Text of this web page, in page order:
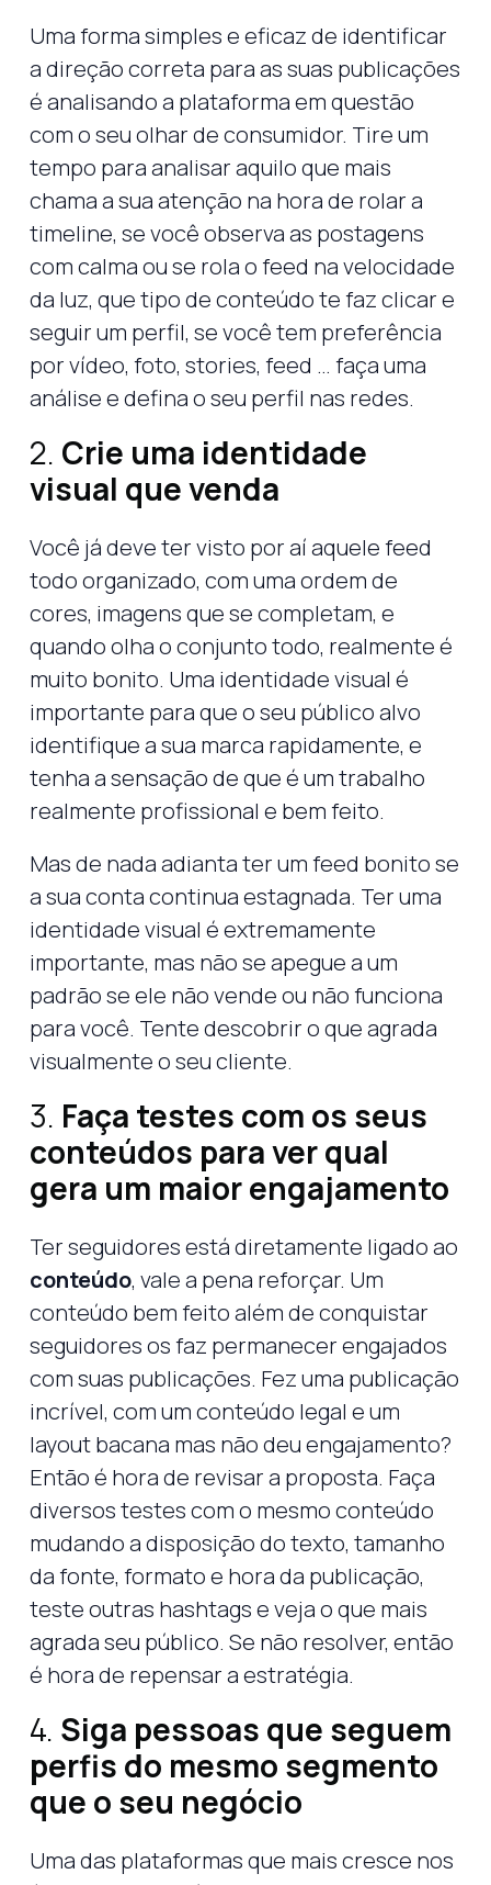
Uma forma simples e eficaz de identificar
a direção correta para as suas publicações
é analisando a plataforma em questão
com o seu olhar de consumidor. Tire um
tempo para analisar aquilo que mais
chama a sua atenção na hora de rolar a
timeline, se você observa as postagens
com calma ou se rola o feed na velocidade
da luz, que tipo de conteúdo te faz clicar e
seguir um perfil, se você tem preferência
por vídeo, foto, stories, feed … faça uma
análise e defina o seu perfil nas redes.
2. Crie uma identidade
visual que venda
Você já deve ter visto por aí aquele feed
todo organizado, com uma ordem de
cores, imagens que se completam, e
quando olha o conjunto todo, realmente é
muito bonito. Uma identidade visual é
importante para que o seu público alvo
identifique a sua marca rapidamente, e
tenha a sensação de que é um trabalho
realmente profissional e bem feito.
Mas de nada adianta ter um feed bonito se
a sua conta continua estagnada. Ter uma
identidade visual é extremamente
importante, mas não se apegue a um
padrão se ele não vende ou não funciona
para você. Tente descobrir o que agrada
visualmente o seu cliente.
3. Faça testes com os seus
conteúdos para ver qual
gera um maior engajamento
Ter seguidores está diretamente ligado ao
conteúdo, vale a pena reforçar. Um
conteúdo bem feito além de conquistar
seguidores os faz permanecer engajados
com suas publicações. Fez uma publicação
incrível, com um conteúdo legal e um
layout bacana mas não deu engajamento?
Então é hora de revisar a proposta. Faça
diversos testes com o mesmo conteúdo
mudando a disposição do texto, tamanho
da fonte, formato e hora da publicação,
teste outras hashtags e veja o que mais
agrada seu público. Se não resolver, então
é hora de repensar a estratégia.
4. Siga pessoas que seguem
perfis do mesmo segmento
que o seu negócio
Uma das plataformas que mais cresce nos